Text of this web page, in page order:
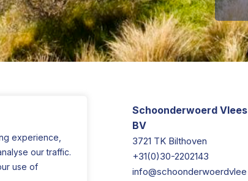
experience,
our traffic.
use of
Schoonderwoerd Vlees
BV
3721 TK Bilthoven
+31(0)30-2202143
info@schoonderwoerdvlee